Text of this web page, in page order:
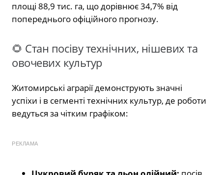
площі 88,9 тис. га, що дорівнює 34,7% від
попереднього офіційного прогнозу.
🌻 Стан посіву технічних, нішевих та
овочевих культур
Житомирські аграрії демонструють значні
успіхи і в сегменті технічних культур, де роботи
ведуться за чітким графіком:
РЕКЛАМА